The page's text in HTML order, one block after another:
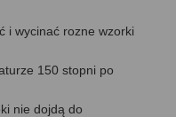
i wycinać rozne wzorki
150 stopni po
nie dojdą do